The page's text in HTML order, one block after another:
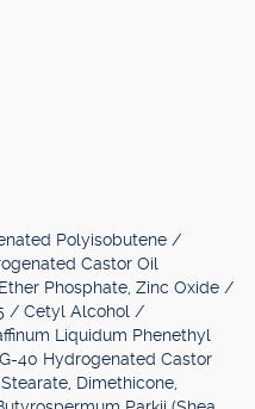
Polyisobutene /
Castor Oil
Phosphate, Zinc Oxide /
/ Cetyl Alcohol /
Liquidum Phenethyl
40 Hydrogenated Castor
Dimethicone,